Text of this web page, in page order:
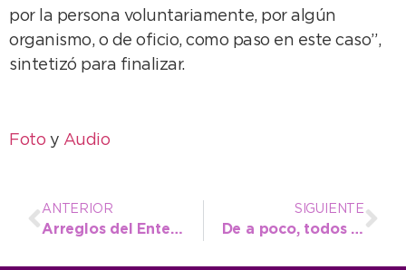
por la persona voluntariamente, por algún
organismo, o de oficio, como paso en este caso”,
sintetizó para finalizar.
Foto y Audio
ANTERIOR
Arreglos del Ente Vial en calles de Quequén y acceso a Ramón Santamarina
SIGUIENTE
De a poco, todos los pozos de agua del distrito recuperan su normal caudal